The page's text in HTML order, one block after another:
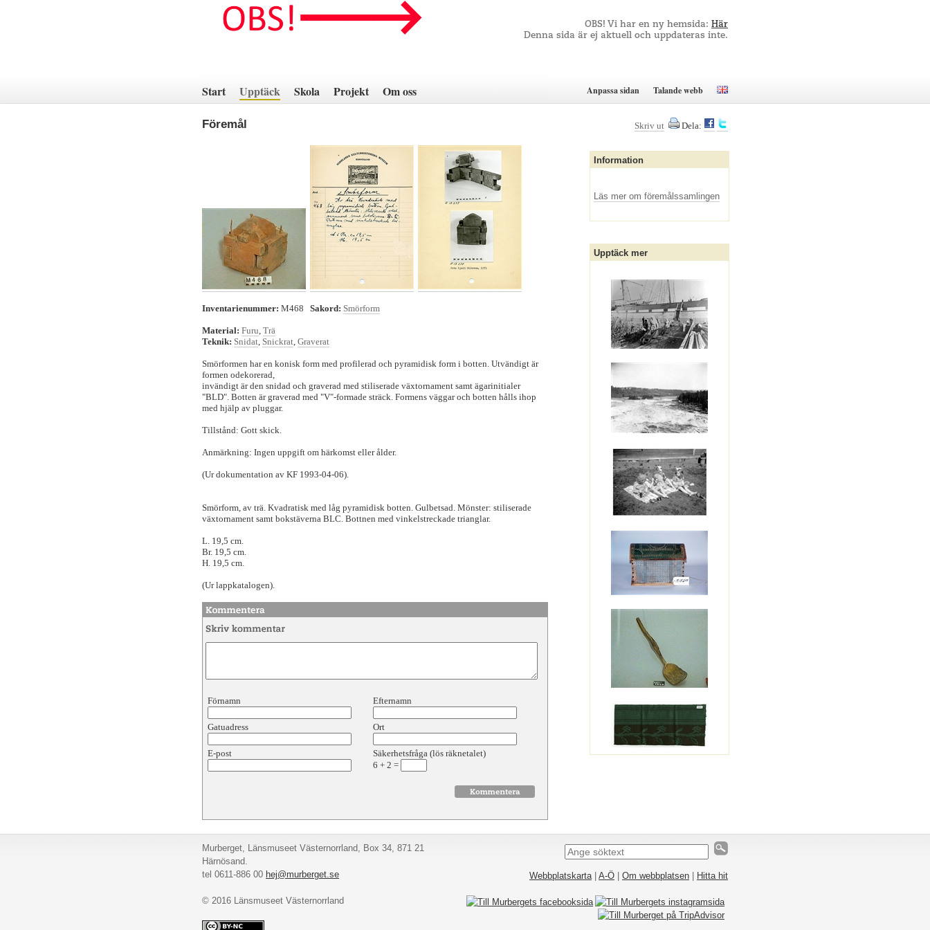
innehåll
OBS! Vi har en ny hemsida: Här
Denna sida är ej aktuell och uppdateras inte.
Start Upptäck Skola Projekt Om oss Anpassa sidan Talande webb
Föremål
Inventarienummer: M468 Sakord: Smörform
Material: Furu, Trä
Teknik: Snidat, Snickrat, Graverat
Smörformen har en konisk form med profilerad och pyramidisk form i botten. Utvändigt är
formen odekorerad,
invändigt är den snidad och graverad med stiliserade växtornament samt ägarinitialer
"BLD". Botten är graverad med "V"-formade sträck. Formens väggar och botten hålls ihop
med hjälp av pluggar.
Tillstånd: Gott skick.
Anmärkning: Ingen uppgift om härkomst eller ålder.
(Ur dokumentation av KF 1993-04-06).
Smörform, av trä. Kvadratisk med låg pyramidisk botten. Gulbetsad. Mönster: stiliserade
växtornament samt bokstäverna BLC. Bottnen med vinkelstreckade trianglar.
L. 19,5 cm.
Br. 19,5 cm.
H. 19,5 cm.
(Ur lappkatalogen).
Förnamn Efternamn
Gatuadress Ort
E-post
Säkerhetsfråga (lös räknetalet)
6 + 2 =
Skriv ut Dela:
Information
Läs mer om föremålssamlingen
Upptäck mer
Murberget, Länsmuseet Västernorrland, Box 34, 871 21
Härnösand.
tel 0611-886 00 hej@murberget.se
© 2016 Länsmuseet Västernorrland
Webbplatskarta| A-Ö Om webbplatsen Hitta hit